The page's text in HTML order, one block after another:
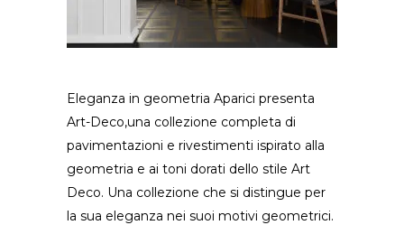
Eleganza in geometria Aparici presenta
Art-Deco,una collezione completa di
pavimentazioni e rivestimenti ispirato alla
geometria e ai toni dorati dello stile Art
Deco. Una collezione che si distingue per
la sua eleganza nei suoi motivi geometrici.